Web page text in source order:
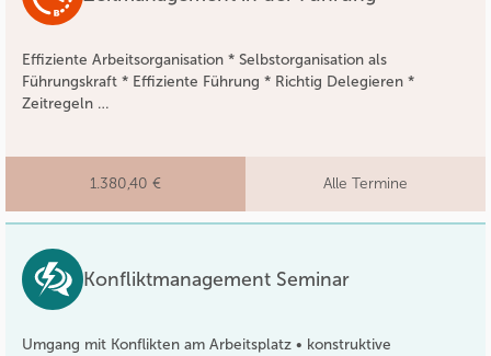
Effiziente Arbeitsorganisation * Selbstorganisation als
Führungskraft * Effiziente Führung * Richtig Delegieren *
Zeitregeln …
1.380,40 € Alle Termine
Konfliktmanagement Seminar
Umgang mit Konflikten am Arbeitsplatz • konstruktive